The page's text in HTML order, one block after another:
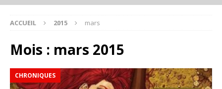
ACCUEIL 2015 mars
Mois : mars 2015
CHRONIQUES